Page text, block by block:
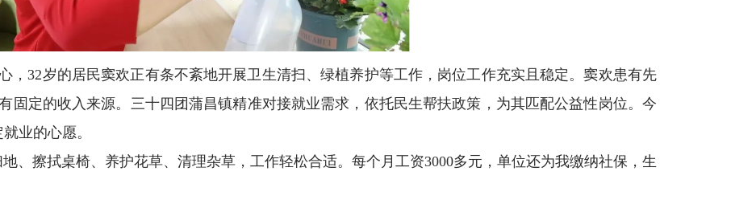
，32岁的居民窦欢正有条不紊地开展卫生清扫、绿植养护等工作，岗位工作充实且稳定。窦欢患有先
固定的收入来源。三十四团蒲昌镇精准对接就业需求，依托民生帮扶政策，为其匹配公益性岗位。今
业的心愿。
、擦拭桌椅、养护花草、清理杂草，工作轻松合适。每个月工资3000多元，单位还为我缴纳社保，生